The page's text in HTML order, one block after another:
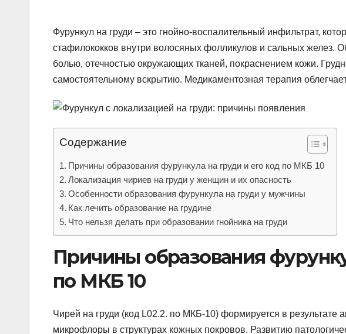
Фурункул на груди – это гнойно-воспалительный инфильтрат,
стафилококков внутри волосяных фолликулов и сальных желез.
болью, отечностью окружающих тканей, покраснением кожи.
самостоятельному вскрытию. Медикаментозная терапия
Содержание
Причины образования фурункула на груди и его код по МКБ 10
Локализация чириев на груди у женщин и их опасность
Особенности образования фурункула на груди у мужчины
Как лечить образование на грудине
Что нельзя делать при образовании гнойника на груди
Причины образования
по МКБ 10
Чирей на груди (код L02.2. по МКБ-10) формируется в результате
микрофлоры в структурах кожных покровов. Развитию